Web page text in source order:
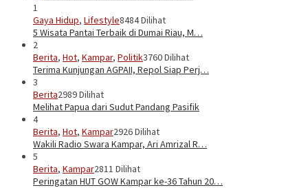
1
Gaya Hidup, Lifestyle8484 Dilihat
5 Wisata Pantai Terbaik di Dumai Riau, M…
2
Berita, Hot, Kampar, Politik3760 Dilihat
Terima Kunjungan AGPAII, Repol Siap Perj…
3
Berita2989 Dilihat
Melihat Papua dari Sudut Pandang Pasifik
4
Berita, Hot, Kampar2926 Dilihat
Wakili Radio Swara Kampar, Ari Amrizal R…
5
Berita, Kampar2811 Dilihat
Peringatan HUT GOW Kampar ke-36 Tahun 20…